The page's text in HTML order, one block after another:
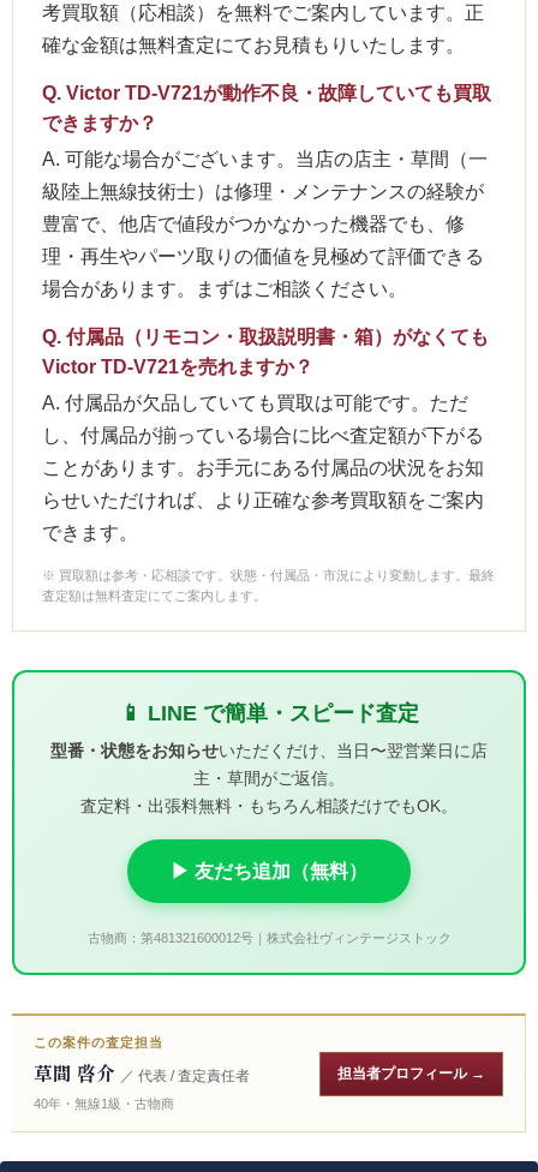
考買取額（応相談）を無料でご案内しています。正
確な金額は無料査定にてお見積もりいたします。
Q. Victor TD-V721が動作不良・故障していても買取
できますか？
A. 可能な場合がございます。当店の店主・草間（一
級陸上無線技術士）は修理・メンテナンスの経験が
豊富で、他店で値段がつかなかった機器でも、修
理・再生やパーツ取りの価値を見極めて評価できる
場合があります。まずはご相談ください。
Q. 付属品（リモコン・取扱説明書・箱）がなくても
Victor TD-V721を売れますか？
A. 付属品が欠品していても買取は可能です。ただ
し、付属品が揃っている場合に比べ査定額が下がる
ことがあります。お手元にある付属品の状況をお知
らせいただければ、より正確な参考買取額をご案内
できます。
※ 買取額は参考・応相談です。状態・付属品・市況により変動します。最終
査定額は無料査定にてご案内します。
📱 LINE で簡単・スピード査定
型番・状態をお知らせいただくだけ、当日〜翌営業日に店
主・草間がご返信。
査定料・出張料無料・もちろん相談だけでもOK。
▶ 友だち追加（無料）
古物商：第481321600012号｜株式会社ヴィンテージストック
この案件の査定担当
草間 啓介 ／ 代表 / 査定責任者
40年・無線1級・古物商
担当者プロフィール →